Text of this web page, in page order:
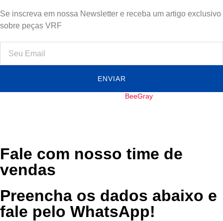
Se inscreva em nossa Newsletter e receba um artigo exclusivo
sobre peças VRF
ENVIAR
BeeGray
Fale com nosso time de
vendas
Preencha os dados abaixo e
fale pelo WhatsApp!